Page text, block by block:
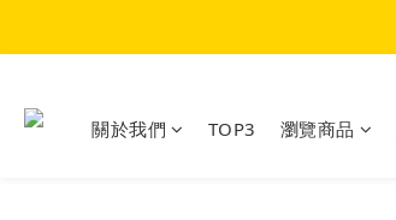
關於我們 TOP3 瀏覽商品